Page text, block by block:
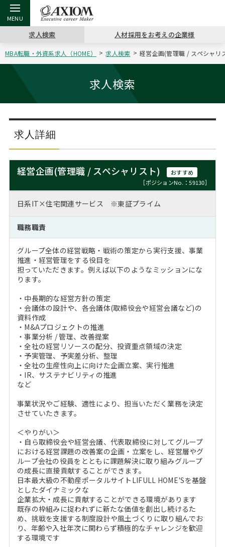
戻る
アクシアムの特長
戻る
コンサ
サービス案内
戻る
キャリ
コンサルタントの紹介
戻る
キャリア支援 TOP
キャリアデザイン講座
（最新求人市場動向）
戻る
MBAの
おわり
ステージ別アドバイス
MBAの転職事例
MBAからのFAQ
MBA留学生数の推移
戻る
日本か
MBAを生かす求人特集
戻る
転職ツール TOP
英文レジュメの書き方
戻る
パワー
職務経歴書の書き方
外資系／面接攻略のコツ
戻る
転職コラム TOP
“展”職相談室
転職市場の明日をよめ
キャリアに効く一冊
注目企業インタビュー
戻る
イベント・セミナー TOP
ジョブフェア
キャリアデザインセミナー
プロ経営者の特別セミナー
Career Talk Live
MBA NETWORKING
戻る
会社概要 TOP
沿革
主なクライアント
パブリシティ
ニュースリリース
求人検索 人材採用をお考えの企業様
MBA転職・外資系求人（HOME） 求人検索 経営企画(管理職 / スペシャ
求人検索
求人詳細
経営企画(管理職 / スペシャリスト)
おすすめ
［ポジションNo.：59130］
日系IT×住宅関連サービス ※東証プライム
職務職責
グループ全体の経営戦略・戦術の策定から実行支援、事業
推進・経営管理をする役目を
担っていただきます。例えば以下のようなミッションにな
ります。
・中長期的な経営方針の策定
・会議体の設計や、各会議体(取締役会や経営会議など)の
資料作成
・M&Aプロジェクトの推進
・事業分析 / 管理、改善提案
・全社の経営リソースの配分、投資重点領域の決定
・予実管理、予実差分析、整理
・全社の生産性向上に向けた企画立案、実行推進
・IR、サステナビリティの推進
など
事業状況やご経験、適性により、担当いただく業務を決定
させていたきます。
＜やりがい＞
・自ら取締役会や経営会議、代表取締役に対してグループ
における経営課題の改善案の企画・立案をし、経営層やグ
ループ会社の役員をとともに課題解決に取り組みグループ
の成長に直接貢献することができます。
日本最大級の不動産ポータルサイトLIFULL HOME'Sを基盤
としたダイナミックな
企業拡大・成長に貢献することができる環境があります
既存の枠組みに捉われずに新たな価値を創出し続けるた
め、挑戦を支援する制度設計や風土づくりに取り組んでお
り、年齢や入社年次に関わらず積極的なチャレンジを歓迎
する環境です